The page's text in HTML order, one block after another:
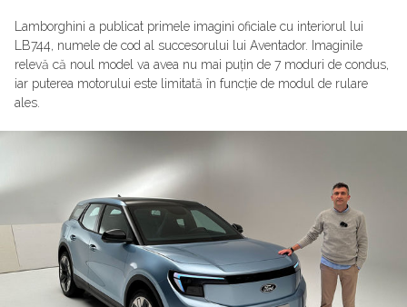
Lamborghini a publicat primele imagini oficiale cu interiorul lui
LB744, numele de cod al succesorului lui Aventador. Imaginile
relevă că noul model va avea nu mai puțin de 7 moduri de condus,
iar puterea motorului este limitată în funcție de modul de rulare
ales.